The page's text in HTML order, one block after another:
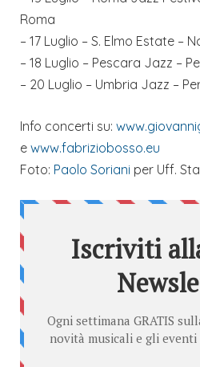
Roma
– 17 Luglio – S. Elmo Estate –
– 18 Luglio – Pescara Jazz –
– 20 Luglio – Umbria Jazz –
Info concerti su:
e www.fabriziobosso.eu
Foto: Paolo Soriani per Uff.